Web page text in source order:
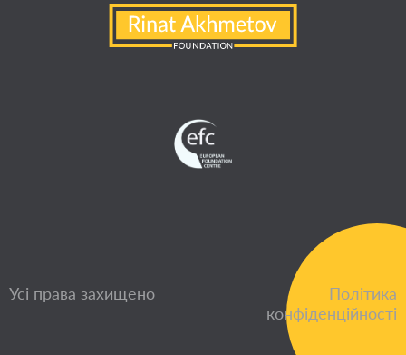
Усі права захищено
Політика
конфіденційності